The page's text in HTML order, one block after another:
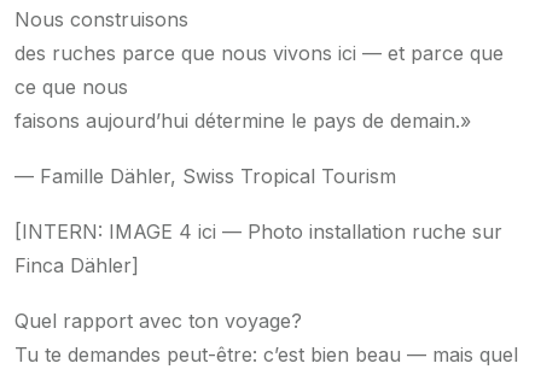
Nous construisons
des ruches parce que nous vivons ici — et parce que
ce que nous
faisons aujourd’hui détermine le pays de demain.»
— Famille Dähler, Swiss Tropical Tourism
[INTERN: IMAGE 4 ici — Photo installation ruche sur
Finca Dähler]
Quel rapport avec ton voyage?
Tu te demandes peut-être: c’est bien beau — mais quel